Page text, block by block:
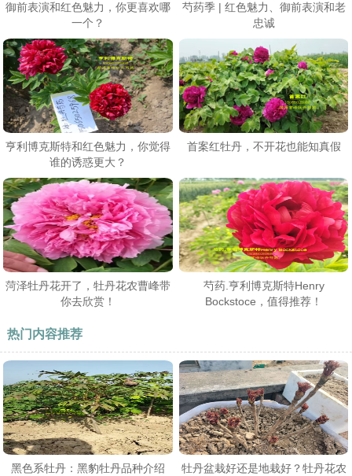
御前表演和红色魅力，你更喜欢哪
一个？
芍药季 | 红色魅力、御前表演和老
忠诚
亨利博克斯特和红色魅力，你觉得
谁的诱惑更大？
首案红牡丹，不开花也能知真假
菏泽牡丹花开了，牡丹花农曹峰带
你去欣赏！
芍药.亨利博克斯特Henry
Bockstoce，值得推荐！
热门内容推荐
黑色系牡丹：黑豹牡丹品种介绍
牡丹盆栽好还是地栽好？牡丹花农